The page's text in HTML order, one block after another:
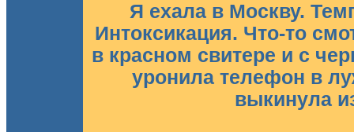
Я ехала в Москву.
Интоксикация. Что-то
в красном свитере и с
уронила телефон в
выкинула